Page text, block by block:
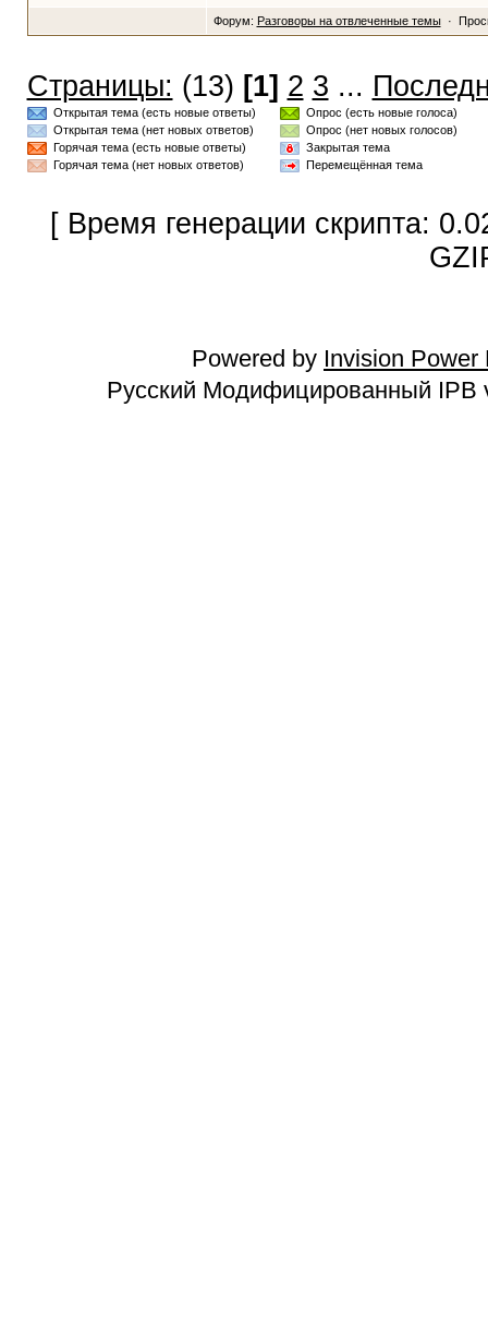
Форум: Разговоры на отвлеченные темы·
Страницы: (13) [1] 2 3 ...
Открытая тема (есть новые ответы)
Открытая тема (нет новых ответов)
Горячая тема (есть новые ответы)
Горячая тема (нет новых ответов)
Опрос (есть новые голоса)
Опрос (нет новых голосов)
Закрытая тема
Перемещённая тема
[ Время генерации скрипта:
Powered by Invision Power
Русский Модифицированный IPB